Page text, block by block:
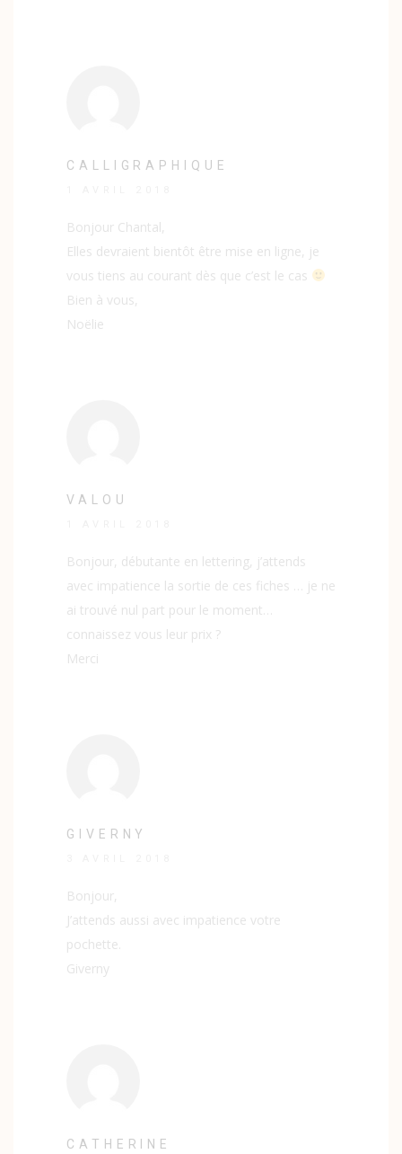
CALLIGRAPHIQUE
Bonjour Chantal,
Elles devraient bientôt être mise en ligne, je
vous tiens au courant dès que c’est le cas
Bien à vous,
Noëlie
VALOU
Bonjour, débutante en lettering, j’attends
avec impatience la sortie de ces fiches … je ne
ai trouvé nul part pour le moment…
connaissez vous leur prix ?
Merci
GIVERNY
Bonjour,
J’attends aussi avec impatience votre
pochette.
Giverny
CATHERINE